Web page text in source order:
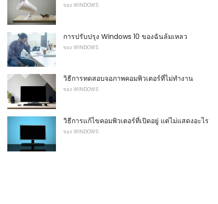
ของ WINDOWS
การปรับปรุง Windows 10 ของฉันล้มเหลว
ของ WINDOWS
วิธีการทดสอบจอภาพคอมพิวเตอร์ที่ไม่ทำงาน
ของ WINDOWS
วิธีการแก้ไขคอมพิวเตอร์ที่เปิดอยู่ แต่ไม่แสดงอะไร
ของ WINDOWS